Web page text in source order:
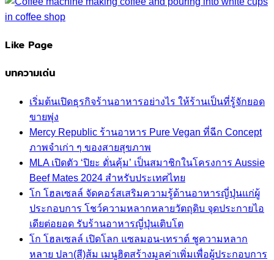
Like Page
บทความเด่น
เริ่มต้นเปิดธุรกิจร้านอาหารอย่างไร ให้ร้านเป็นที่รู้จักยอด
ขายพุ่ง
Mercy Republic ร้านอาหาร Pure Vegan ที่ฉีก Concept
ภาพจำเก่า ๆ ของสายสุขภาพ
MLA เปิดตัว ‘ปิยะ ดั่นคุ้ม’ เป็นสมาชิกในโครงการ Aussie
Beef Mates 2024 สำหรับประเทศไทย
โก โฮลเซลล์ จัดคอร์สเสริมความรู้ด้านอาหารญี่ปุ่นแก่ผู้
ประกอบการ โชว์ความหลากหลายวัตถุดิบ จุดประกายไอ
เดียต่อยอด รับร้านอาหารญี่ปุ่นเติบโต
โก โฮลเซลล์ เปิดโลก แซลมอน-เทราต์ ชูความหลาก
หลาย ปลา(สี)ส้ม เมนูฮิตสร้างมูลค่าเพิ่มเพื่อผู้ประกอบการ